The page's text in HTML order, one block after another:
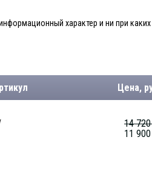
характер и ни при
Цена,
14
11